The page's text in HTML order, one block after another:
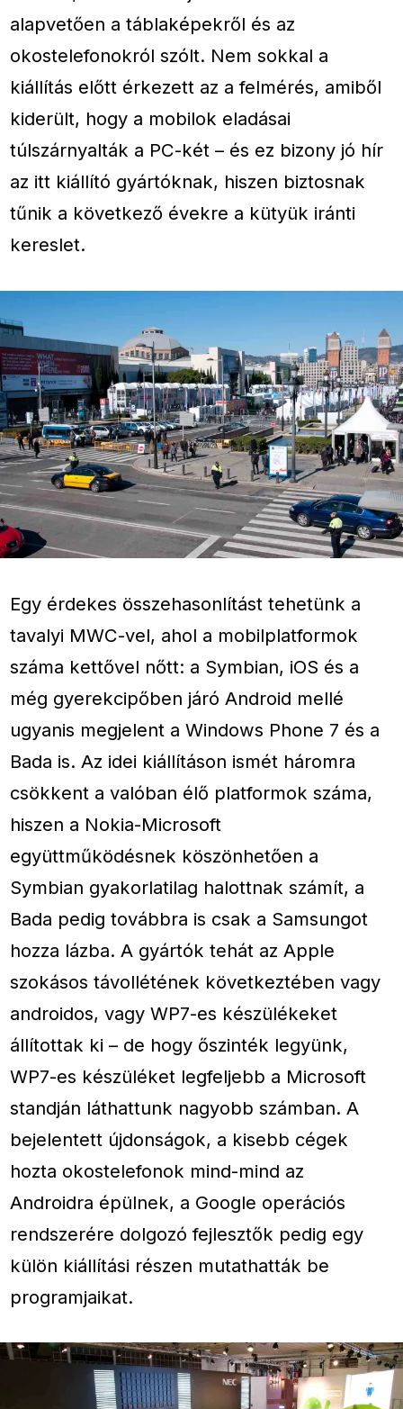
alapvetően a táblaképekről és az
okostelefonokról szólt. Nem sokkal a
kiállítás előtt érkezett az a felmérés, amiből
kiderült, hogy a mobilok eladásai
túlszárnyalták a PC-két – és ez bizony jó hír
az itt kiállító gyártóknak, hiszen biztosnak
tűnik a következő évekre a kütyük iránti
kereslet.
Egy érdekes összehasonlítást tehetünk a
tavalyi MWC-vel, ahol a mobilplatformok
száma kettővel nőtt: a Symbian, iOS és a
még gyerekcipőben járó Android mellé
ugyanis megjelent a Windows Phone 7 és a
Bada is. Az idei kiállításon ismét háromra
csökkent a valóban élő platformok száma,
hiszen a Nokia-Microsoft
együttműködésnek köszönhetően a
Symbian gyakorlatilag halottnak számít, a
Bada pedig továbbra is csak a Samsungot
hozza lázba. A gyártók tehát az Apple
szokásos távollétének következtében vagy
androidos, vagy WP7-es készülékeket
állítottak ki – de hogy őszinték legyünk,
WP7-es készüléket legfeljebb a Microsoft
standján láthattunk nagyobb számban. A
bejelentett újdonságok, a kisebb cégek
hozta okostelefonok mind-mind az
Androidra épülnek, a Google operációs
rendszerére dolgozó fejlesztők pedig egy
külön kiállítási részen mutathatták be
programjaikat.